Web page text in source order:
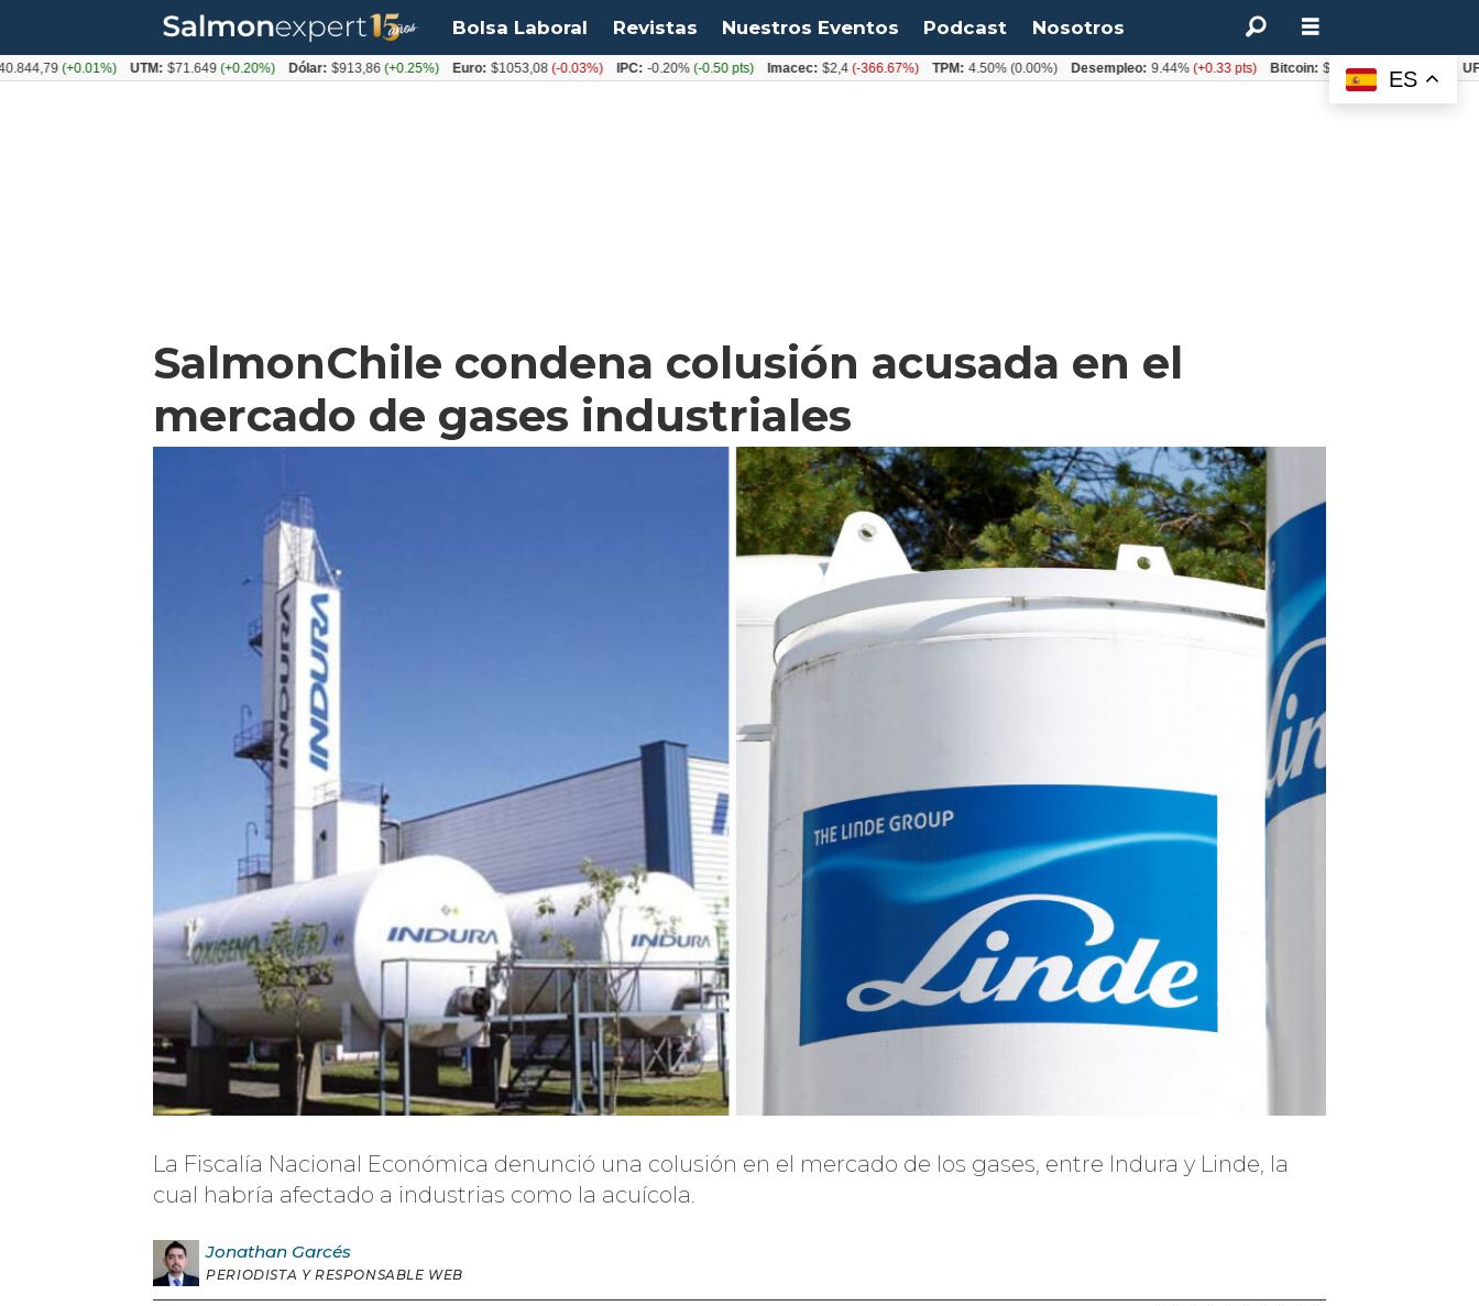
Bolsa Laboral Revistas Nuestros Eventos Podcast Nosotros
SalmonChile condena colusión acusada en el
mercado de gases industriales
La Fiscalía Nacional Económica denunció una colusión en el mercado de los gases, entre Indura y Linde, la
cual habría afectado a industrias como la acuícola.
Jonathan Garcés
PERIODISTA Y RESPONSABLE WEB
ES
(+0.01%) UTM: $71.649(+0.20%) Dólar: $913,86(+0.25%) Euro: $1053,08(-0.03%) IPC: -0.20% (-0.50 pts) Imacec: $2,4(-366.67%) TPM: 4.50%(0.00%) Desempleo: 9.44%(+0.33 pts) Bitcoin: $64.600,08(+2.93%)